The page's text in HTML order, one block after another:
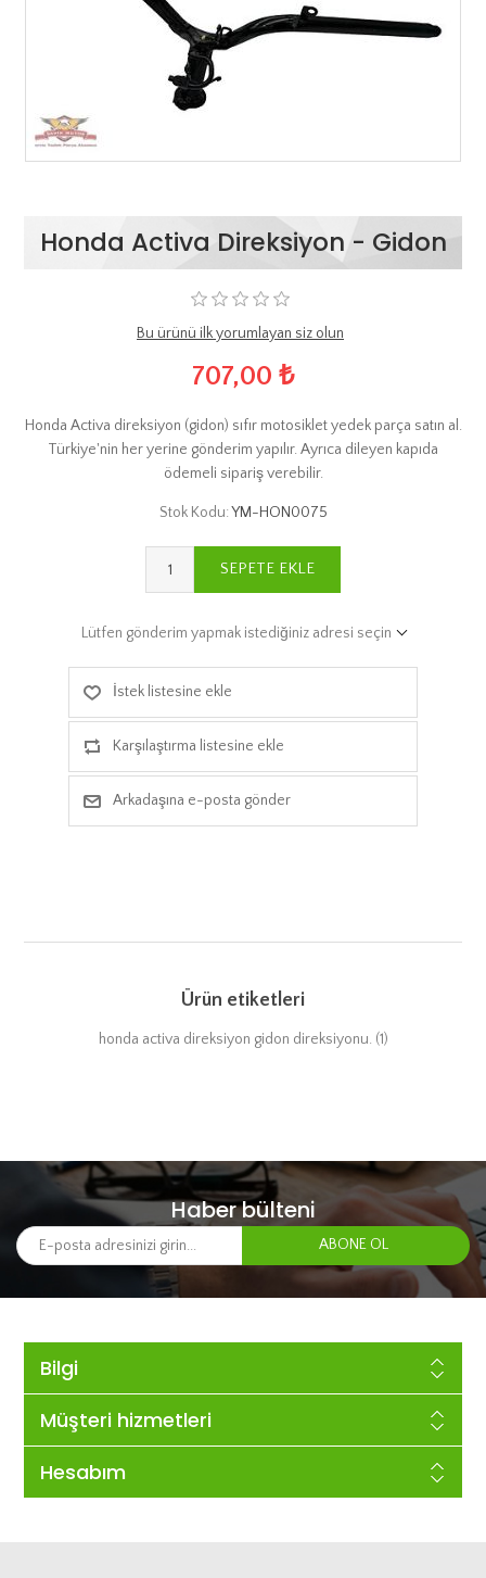
Honda Activa Direksiyon - Gidon
Bu ürünü ilk yorumlayan siz olun
707,00 ₺
Honda Activa direksiyon (gidon) sıfır motosiklet yedek parça satın al.
Türkiye'nin her yerine gönderim yapılır. Ayrıca dileyen kapıda
ödemeli sipariş verebilir.
Stok Kodu:YM-HON0075
SEPETE EKLE
Lütfen gönderim yapmak istediğiniz adresi seçin
İstek listesine ekle
Karşılaştırma listesine ekle
Arkadaşına e-posta gönder
Ürün etiketleri
honda activa direksiyon gidon direksiyonu. (1)
Haber bülteni
Bilgi
Müşteri hizmetleri
Hesabım